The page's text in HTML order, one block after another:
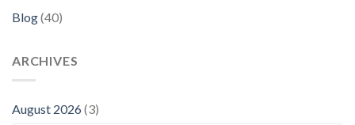
Blog(40)
ARCHIVES
August 2026(3)